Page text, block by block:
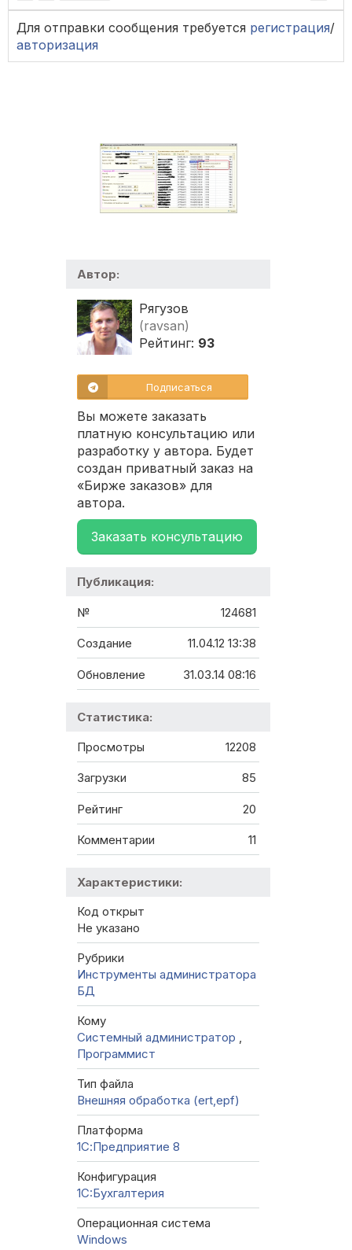
Для отправки сообщения требуется регистрация/
авторизация
Автор:
Рягузов
(ravsan)
Рейтинг: 93
Подписаться
Вы можете заказать
платную консультацию или
разработку у автора. Будет
создан приватный заказ на
«Бирже заказов» для
автора.
Заказать консультацию
Публикация:
№ 124681
Создание 11.04.12 13:38
Обновление 31.03.14 08:16
Статистика:
Просмотры 12208
Загрузки 85
Рейтинг 20
Комментарии 11
Характеристики:
Код открыт
Не указано
Рубрики
Инструменты администратора
БД
Кому
Системный администратор ,
Программист
Тип файла
Внешняя обработка (ert,epf)
Платформа
1С:Предприятие 8
Конфигурация
1C:Бухгалтерия
Операционная система
Windows